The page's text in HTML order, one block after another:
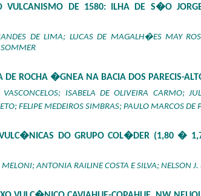
DE 1580: ILHA DE S�O
DE LIMA; LUCAS DE MAGALH�ES MAY
SOMMER
ROCHA �GNEA NA BACIA DOS PARECIS-
ISABELA DE OLIVEIRA CARMO;
FELIPE MEDEIROS SIMBRAS; PAULO MARCOS DE
VULC�NICAS DO GRUPO COL�DER (1,80 �
ANTONIA RAILINE COSTA E SILVA; NELSON J.